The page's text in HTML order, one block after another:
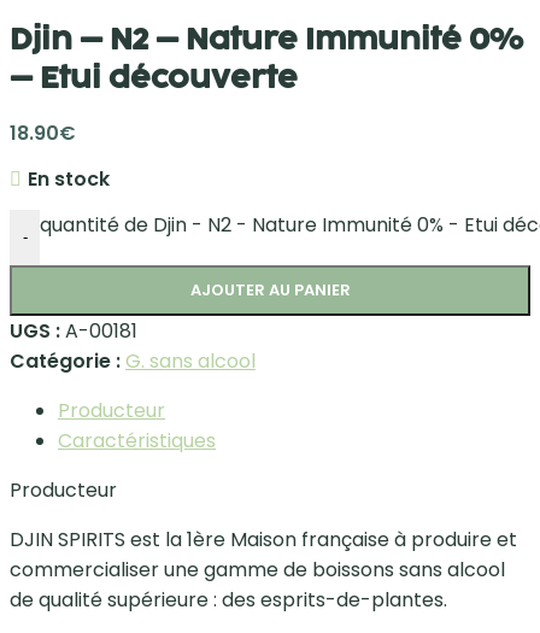
Djin – N2 – Nature Immunité 0%
– Etui découverte
18.90€
En stock
- quantité de Djin - N2 - Nature Immunité 0% - Etui
AJOUTER AU PANIER
UGS :A-00181
Catégorie :G. sans alcool
Producteur
Caractéristiques
Producteur
DJIN SPIRITS est la 1ère Maison française à produire et
commercialiser une gamme de boissons sans alcool
de qualité supérieure : des esprits-de-plantes.